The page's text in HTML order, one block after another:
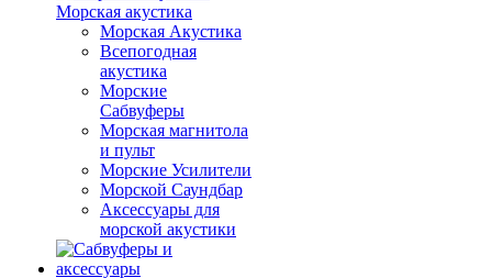
Морская акустика
Морская Акустика
Всепогодная
акустика
Морские
Сабвуферы
Морская магнитола
и пульт
Морские Усилители
Морской Cаундбар
Аксессуары для
морской акустики